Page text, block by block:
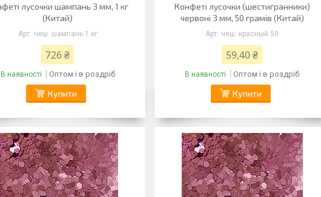
лусочки шампань 3 мм, 1 кг
(Китай)
чеш. шампань 1 кг
726 ₴
В наявності Оптом і в роздріб
Купити
Конфеті лусочки (шестигранники)
червоні 3 мм, 50 грамів (Китай)
чеш. красный 50
59,40 ₴
В наявності Оптом і в роздріб
Купити